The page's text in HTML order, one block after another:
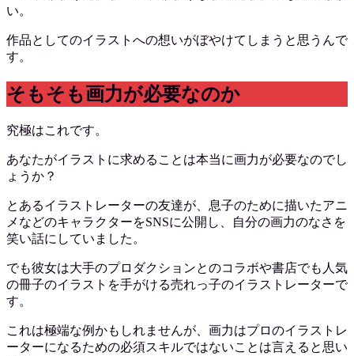
い。
作品としてのイラストへの想いがぼやけてしまうと思うんで
す。
そもそも画力が必要なのか
究極はこれです。
あなたがイラストに求めることは本当に画力が必要なのでし
ょうか？
とあるイラストレーターの友達が、息子のために描いたアニ
メなどのキャラクターをSNSに公開し、自分の画力のなさを
笑い話にしていました。
でも彼女は大手のプロダクションとのコラボや書店でも人気
の冊子のイラストを手がける売れっ子のイラストレーターで
す。
これは極端な例かもしれませんが、画力はプロのイラストレ
ーターになるための必須スキルではないことは言えると思い